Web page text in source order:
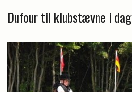
Dufour til klubstævne i dag